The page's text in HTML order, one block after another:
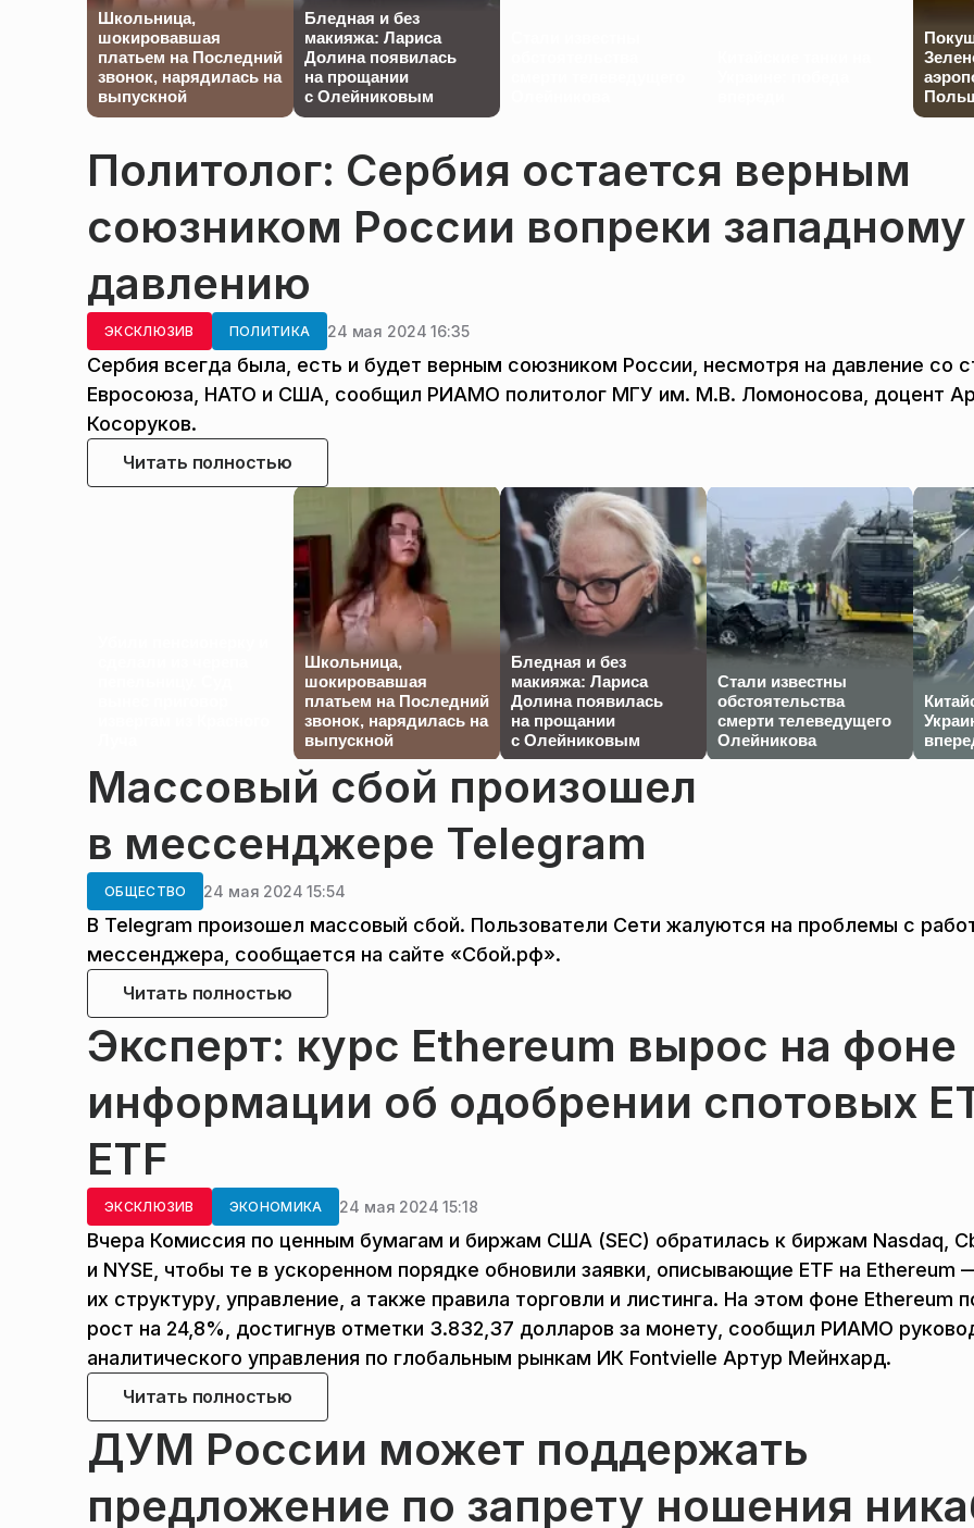
Школьница,
шокировавшая
платьем на Последний
звонок, нарядилась на
выпускной
Бледная и без
макияжа: Лариса
Долина появилась
на прощании
с Олейниковым
Политолог: Сербия остается верным
союзником России вопреки западному
давлению
ЭКСКЛЮЗИВ ПОЛИТИКА 24 мая 2024 16:35
Сербия всегда была, есть и будет верным союзником России, несмотря на давление со
Евросоюза, НАТО и США, сообщил РИАМО политолог МГУ им. М.В. Ломоносова, доцент
Косоруков.
Читать полностью
Школьница,
шокировавшая
платьем на Последний
звонок, нарядилась на
выпускной
Бледная и без
макияжа: Лариса
Долина появилась
на прощании
с Олейниковым
Стали известны
обстоятельства
смерти телеведущего
Олейникова
Массовый сбой произошел
в мессенджере Telegram
ОБЩЕСТВО 24 мая 2024 15:54
В Telegram произошел массовый сбой. Пользователи Сети жалуются на проблемы с
мессенджера, сообщается на сайте «Сбой.рф».
Читать полностью
Эксперт: курс Ethereum вырос на фоне
информации об одобрении спотовых
ETF
ЭКСКЛЮЗИВ ЭКОНОМИКА 24 мая 2024 15:18
Вчера Комиссия по ценным бумагам и биржам США (SEC) обратилась к биржам Nasdaq,
и NYSE, чтобы те в ускоренном порядке обновили заявки, описывающие ETF на Ethereum
их структуру, управление, а также правила торговли и листинга. На этом фоне Ethereum
рост на 24,8%, достигнув отметки 3.832,37 долларов за монету, сообщил РИАМО
аналитического управления по глобальным рынкам ИК Fontvielle Артур Мейнхард.
Читать полностью
ДУМ России может поддержать
предложение по запрету ношения